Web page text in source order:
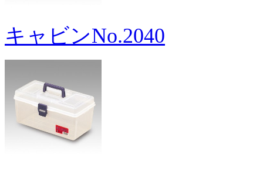
キャビンNo.2040